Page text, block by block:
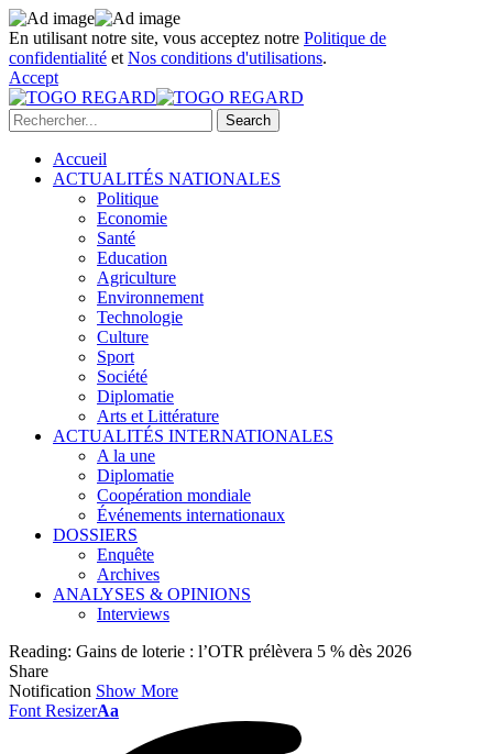
En utilisant notre site, vous acceptez notre Politique de
confidentialité et Nos conditions d'utilisations.
Accept
Accueil
ACTUALITÉS NATIONALES
Politique
Economie
Santé
Education
Agriculture
Environnement
Technologie
Culture
Sport
Société
Diplomatie
Arts et Littérature
ACTUALITÉS INTERNATIONALES
A la une
Diplomatie
Coopération mondiale
Événements internationaux
DOSSIERS
Enquête
Archives
ANALYSES & OPINIONS
Interviews
Reading: Gains de loterie : l’OTR prélèvera 5 % dès 2026
Share
Notification Show More
Font ResizerAa